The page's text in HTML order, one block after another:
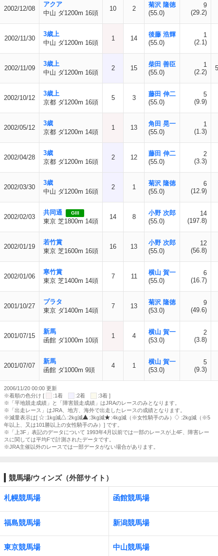
2002/12/08
アクア
中山 ダ1200m 16頭
10 2
菊沢 隆徳
(55.0)
9
(29.2)
2002/11/30
3歳上
中山 ダ1200m 16頭
1 14
後藤 浩輝
(55.0)
1
(2.1)
2002/11/09
3歳上
中山 ダ1200m 16頭
2 15
柴田 善臣
(55.0)
1
(2.2)
2002/10/12
3歳上
京都 ダ1200m 16頭
5 3
藤田 伸二
(55.0)
5
(9.9)
2002/05/12
3歳
京都 ダ1200m 14頭
1 13
角田 晃一
(55.0)
1
(1.3)
2002/04/28
3歳
京都 ダ1200m 16頭
2 12
藤田 伸二
(55.0)
2
(3.3)
2002/03/30
3歳
中山 ダ1200m 16頭
2 1
菊沢 隆徳
(55.0)
6
(12.9)
2002/02/03
共同通 GIII
東京 芝1800m 14頭
14 8
小野 次郎
(55.0)
14
(197.8)
2002/01/19
若竹賞
東京 芝1600m 16頭
16 13
小野 次郎
(55.0)
12
(56.8)
2002/01/06
寒竹賞
東京 芝1400m 14頭
7 11
横山 賀一
(55.0)
6
(16.7)
2001/10/27
プラタ
東京 ダ1400m 14頭
7 13
菊沢 隆徳
(53.0)
9
(49.6)
2001/07/15
新馬
函館 ダ1000m 10頭
1 4
横山 賀一
(53.0)
2
(3.8)
2001/07/07
新馬
函館 ダ1000m 9頭
4 1
横山 賀一
(53.0)
5
(9.3)
2006/11/20 00:00 更新
※着順の色分け [
:1着 :2着
:3着 ]
※「平地競走成績」と「障害競走成績」はJRAのレースのみとなります。
※「出走レース」はJRA、地方、海外で出走したレースの成績となります。
※減量表示は[
:1kg減 :2kg減 :3kg減 :4kg減（※女性騎手のみ）
:2kg減（※5
年以上、又は101勝以上の女性騎手のみ）] です。
※「上3F」表記のデータについて 1993年4月以前では一部のレースが上4F、障害レー
スに関しては平均Fで計測されたデータです。
※JRA主催以外のレースでは一部データがない場合があります。
競馬場/ウィンズ（外部サイト）
札幌競馬場 函館競馬場
福島競馬場 新潟競馬場
東京競馬場 中山競馬場